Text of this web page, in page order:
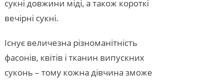
сукні довжини міді, а також короткі
вечірні сукні.
Існує величезна різноманітність
фасонів, квітів і тканин випускних
суконь – тому кожна дівчина зможе